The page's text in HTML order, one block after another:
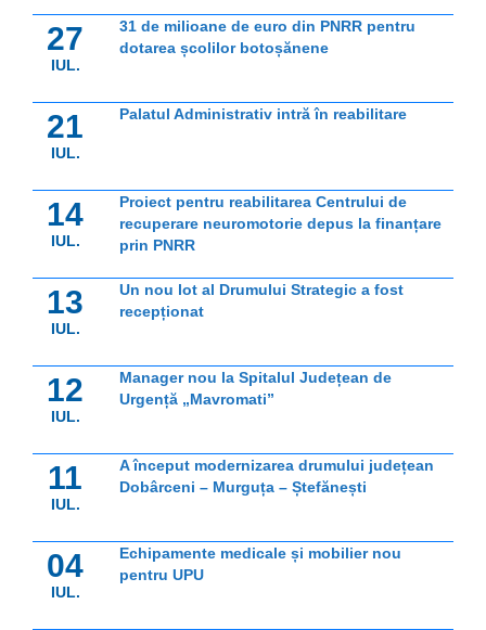
27
IUL.
31 de milioane de euro din PNRR pentru
dotarea școlilor botoșănene
21
IUL.
Palatul Administrativ intră în reabilitare
14
IUL.
Proiect pentru reabilitarea Centrului de
recuperare neuromotorie depus la finanțare
prin PNRR
13
IUL.
Un nou lot al Drumului Strategic a fost
recepționat
12
IUL.
Manager nou la Spitalul Județean de
Urgență „Mavromati”
11
IUL.
A început modernizarea drumului județean
Dobârceni – Murguța – Ștefănești
04
IUL.
Echipamente medicale și mobilier nou
pentru UPU